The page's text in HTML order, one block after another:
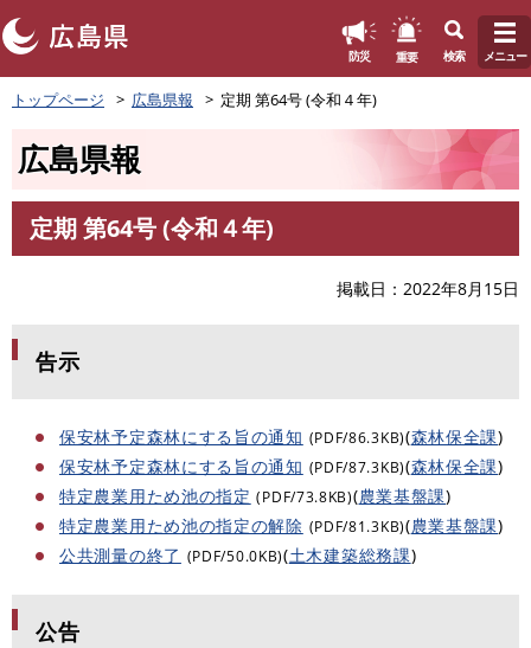
ペ
ー
頭
す
防災 重要 検索 メニュー
トップページ 広島県報 定期 第64号 (令和４年)
広島県報
文
定期 第64号 (令和４年)
掲載日 2022年8月15日
告示
保安林予定森林にする旨の通知 (PDF/86.3KB)(森林保全課)
保安林予定森林にする旨の通知 (PDF/87.3KB)(森林保全課)
特定農業用ため池の指定 (PDF/73.8KB)(農業基盤課)
特定農業用ため池の指定の解除 (PDF/81.3KB)(農業基盤課)
公共測量の終了 (PDF/50.0KB)(土木建築総務課)
公告